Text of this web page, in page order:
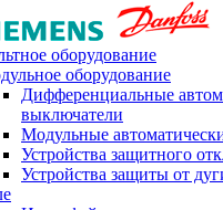
оборудование
оборудование
Дифференциальные
выключатели
Модульные
Устройства защитного
Устройства защиты от